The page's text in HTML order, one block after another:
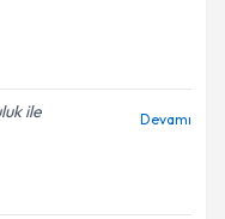
ilişkin
ediyorum.
ile
Devamı